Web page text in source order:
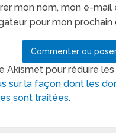
mon nom, mon e-mail
pour mon
Akismet pour réduire
sur la façon dont les
sont traitées.